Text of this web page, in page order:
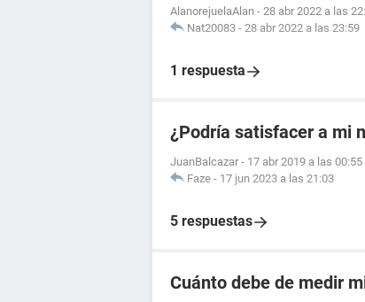
AlanorejuelaAlan - 28 abr 2022 a las
Nat20083 - 28 abr 2022 a las 23:59
1 respuesta
¿Podría satisfacer a mi
JuanBalcazar - 17 abr 2019 a las 00:55
Faze - 17 jun 2023 a las 21:03
5 respuestas
Cuánto debe de medir